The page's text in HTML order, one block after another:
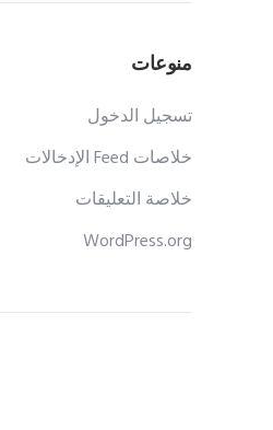
منوعات
تسجيل الدخول
خلاصات Feed الإدخالات
خلاصة التعليقات
WordPress.org